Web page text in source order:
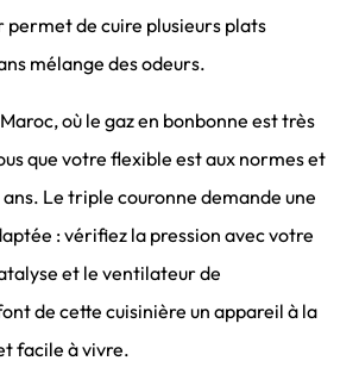
de cuire plusieurs plats
mélange des odeurs.
où le gaz en bonbonne est très
que votre flexible est aux normes et
Le triple couronne demande une
: vérifiez la pression avec votre
et le ventilateur de
de cette cuisinière un appareil à la
facile à vivre.